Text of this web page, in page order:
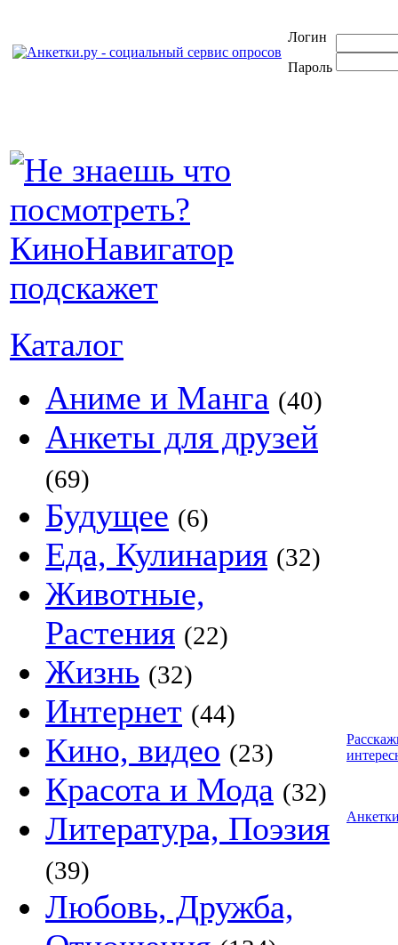
Логин
Пароль
Каталог
Аниме и Манга (40)
Анкеты для друзей
(69)
Будущее (6)
Еда, Кулинария (32)
Животные,
Растения (22)
Жизнь (32)
Интернет (44)
Кино, видео (23)
Красота и Мода (32)
Литература, Поэзия
(39)
Любовь, Дружба,